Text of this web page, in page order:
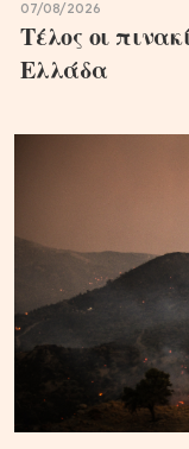
07/08/2026
Τέλος οι
Ελλάδα